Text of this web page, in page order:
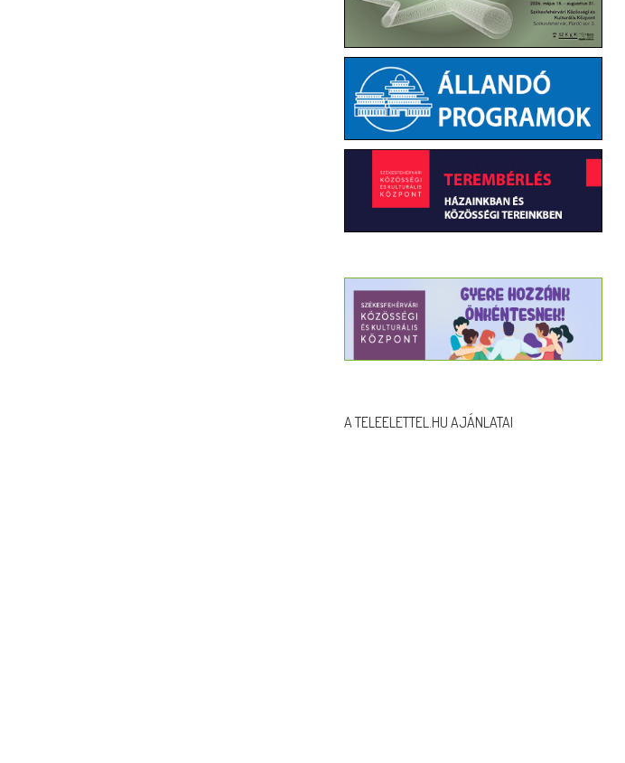
A TELEELETTEL.HU AJÁNLATAI